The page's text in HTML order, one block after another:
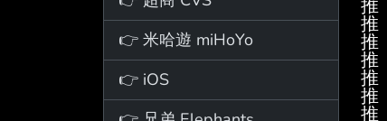
👉 米哈遊 miHoYo
👉 iOS
推
推
推
推
推
推
推